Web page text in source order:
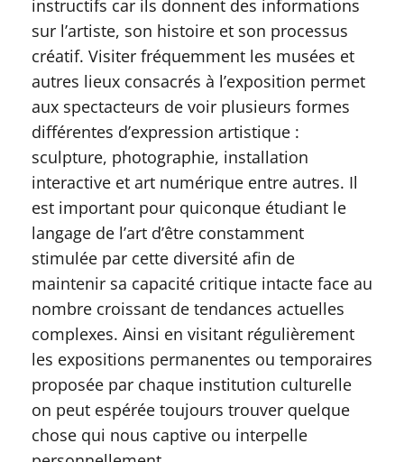
instructifs car ils donnent des informations
sur l’artiste, son histoire et son processus
créatif. Visiter fréquemment les musées et
autres lieux consacrés à l’exposition permet
aux spectacteurs de voir plusieurs formes
différentes d’expression artistique :
sculpture, photographie, installation
interactive et art numérique entre autres. Il
est important pour quiconque étudiant le
langage de l’art d’être constamment
stimulée par cette diversité afin de
maintenir sa capacité critique intacte face au
nombre croissant de tendances actuelles
complexes. Ainsi en visitant régulièrement
les expositions permanentes ou temporaires
proposée par chaque institution culturelle
on peut espérée toujours trouver quelque
chose qui nous captive ou interpelle